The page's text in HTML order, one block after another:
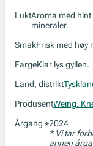
LuktAroma med hint
mineraler.
SmakFrisk med høy
FargeKlar lys gyllen.
Land, distrikt
ProdusentWeing.
Årgang *2024
* Vi tar
annen